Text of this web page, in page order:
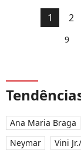
1 2
9
Ana Maria Braga
Neymar
Vini